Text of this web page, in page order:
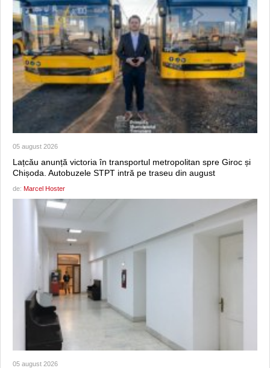
05 august 2026
Lațcău anunță victoria în transportul metropolitan spre Giroc și
Chișoda. Autobuzele STPT intră pe traseu din august
de: Marcel Hoster
05 august 2026